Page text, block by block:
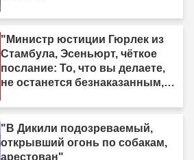
"Министр юстиции Гюрлек из
Стамбула, Эсеньюрт, чёткое
послание: То, что вы делаете,
не останется безнаказанным,
"В Дикили подозреваемый,
открывший огонь по собакам,
арестован"